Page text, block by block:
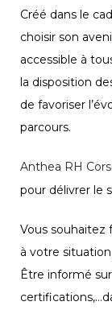
Créé dans le
choisir son
accessible à
la disposition
de favoriser
parcours.
Anthea RH
pour délivrer le
Vous souhaitez
à votre
Être informé